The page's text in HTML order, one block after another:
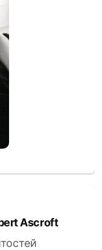
Ascroft